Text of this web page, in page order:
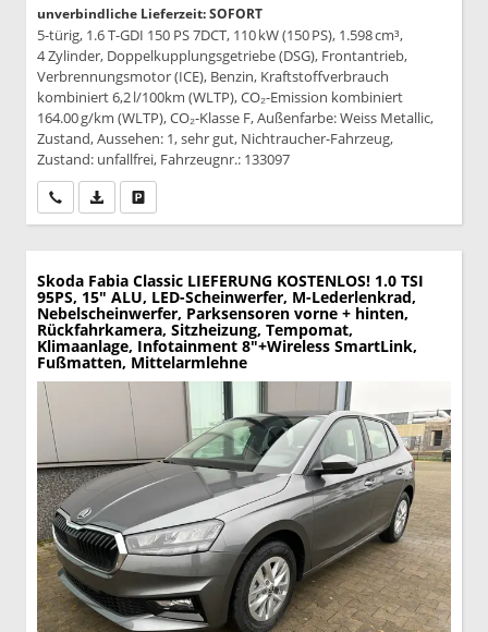
unverbindliche Lieferzeit: SOFORT
5-türig, 1.6 T-GDI 150 PS 7DCT, 110 kW (150 PS), 1.598 cm³,
4 Zylinder, Doppelkupplungsgetriebe (DSG), Frontantrieb,
Verbrennungsmotor (ICE), Benzin, Kraftstoffverbrauch
kombiniert 6,2 l/100km (WLTP), CO₂-Emission kombiniert
164.00 g/km (WLTP), CO₂-Klasse F, Außenfarbe: Weiss Metallic,
Zustand, Aussehen: 1, sehr gut, Nichtraucher-Fahrzeug,
Zustand: unfallfrei, Fahrzeugnr.: 133097
Wir rufen Sie anPDF-Datei, Fahrzeugexposé drucken
Skoda Fabia Classic LIEFERUNG KOSTENLOS! 1.0 TSI
95PS, 15" ALU, LED-Scheinwerfer, M-Lederlenkrad,
Nebelscheinwerfer, Parksensoren vorne + hinten,
Rückfahrkamera, Sitzheizung, Tempomat,
Klimaanlage, Infotainment 8"+Wireless SmartLink,
Fußmatten, Mittelarmlehne